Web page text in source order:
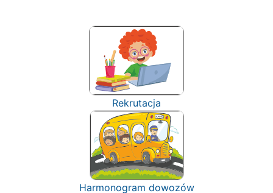
Rekrutacja
Harmonogram dowozów